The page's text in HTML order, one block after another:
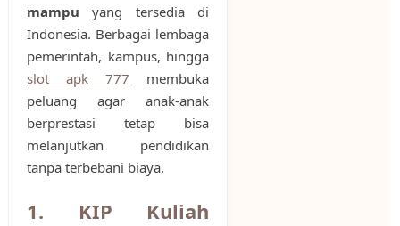
mampu yang tersedia di
Indonesia. Berbagai lembaga
pemerintah, kampus, hingga
slot apk 777 membuka
peluang agar anak-anak
berprestasi tetap bisa
melanjutkan pendidikan
tanpa terbebani biaya.
1. KIP Kuliah